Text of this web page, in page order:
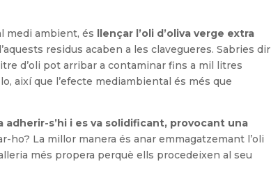
medi ambient, és llençar l’oli d’oliva verge extra
residus acaben a les clavegueres. Sabries dir
d’oli pot arribar a contaminar fins a mil litres
així que l’efecte mediambiental és més que
adherir-s’hi i es va solidificant, provocant una
ho? La millor manera és anar emmagatzemant l’oli
més propera perquè ells procedeixen al seu